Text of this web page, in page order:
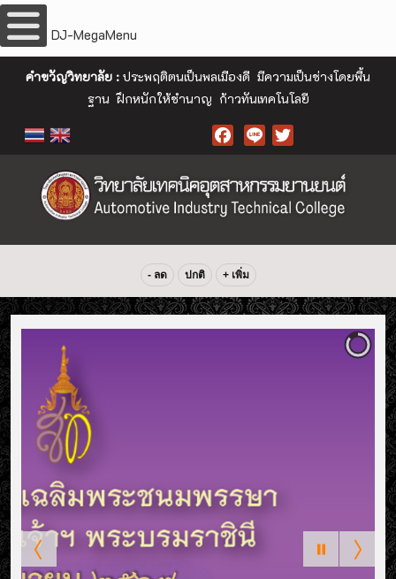
DJ-MegaMenu
คำขวัญวิทยาลัย : ประพฤติตนเป็นพลเมืองดี มีความเป็นช่างโดยพื้น
ฐาน ฝึกหนักให้ชำนาญ ก้าวทันเทคโนโลยี
- ลด ปกติ + เพิ่ม